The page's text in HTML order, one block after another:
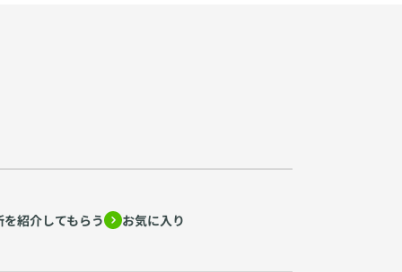
紹介してもらう お気に入り